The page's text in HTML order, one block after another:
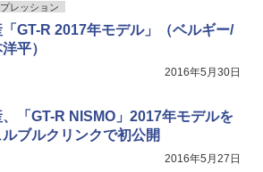
レッション
「GT-R 2017年モデル」（ベルギー/
平）
2016年5月30日
、「GT-R NISMO」2017年モデルを
ルブルクリンクで初公開
2016年5月27日